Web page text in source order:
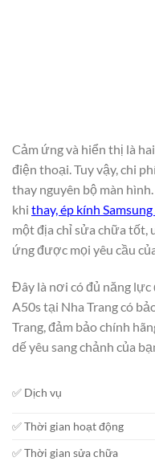
Cảm ứng và hiển thị là
điện thoại. Tuy vậy, chi
thay nguyên bộ màn
khi thay, ép kính
một địa chỉ sửa chữa tốt,
ứng được mọi yêu cầu
Đây là nơi có đủ năng lực
A50s tại Nha Trang có
Trang, đảm bảo chính
dế yêu sang chảnh của
✅ Dịch vụ
✅ Thời gian hoạt động
✅ Thời gian sửa chữa